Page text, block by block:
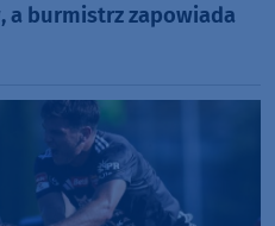
a burmistrz zapowiada